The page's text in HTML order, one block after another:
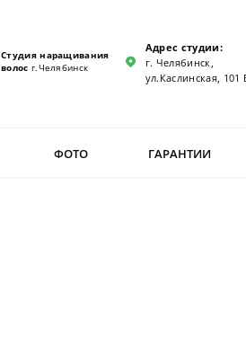
Студия наращивания
волос г.Челябинск
Адрес студии:
г. Челябинск,
ул.Каслинская, 101
ФОТО ГАРАНТИИ